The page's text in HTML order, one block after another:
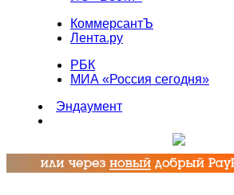
КоммерсантЪ
Лента.ру
РБК
МИА «Россия сегодня»
Эндаумент